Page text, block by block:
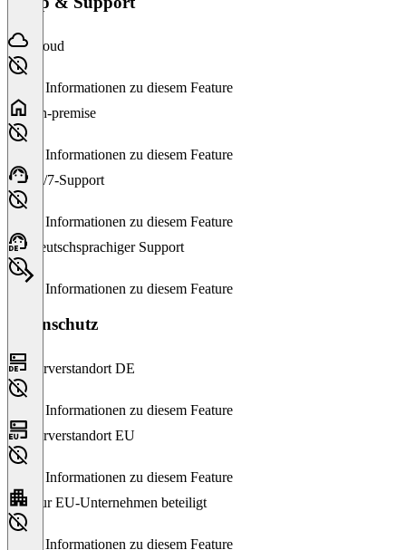
Cloud
Keine Informationen zu diesem Feature
On-premise
Keine Informationen zu diesem Feature
24/7-Support
Keine Informationen zu diesem Feature
Deutschsprachiger Support
Keine Informationen zu diesem Feature
Datenschutz
Serverstandort DE
Keine Informationen zu diesem Feature
Serverstandort EU
Keine Informationen zu diesem Feature
Nur EU-Unternehmen beteiligt
Keine Informationen zu diesem Feature